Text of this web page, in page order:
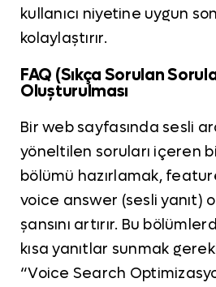
kullanıcı niyetine uygun
kolaylaştırır.
FAQ (Sıkça Sorulan
Oluşturulması
Bir web sayfasında sesli
yöneltilen soruları içeren
bölümü hazırlamak,
voice answer (sesli yanıt)
şansını artırır. Bu
kısa yanıtlar sunmak
“Voice Search